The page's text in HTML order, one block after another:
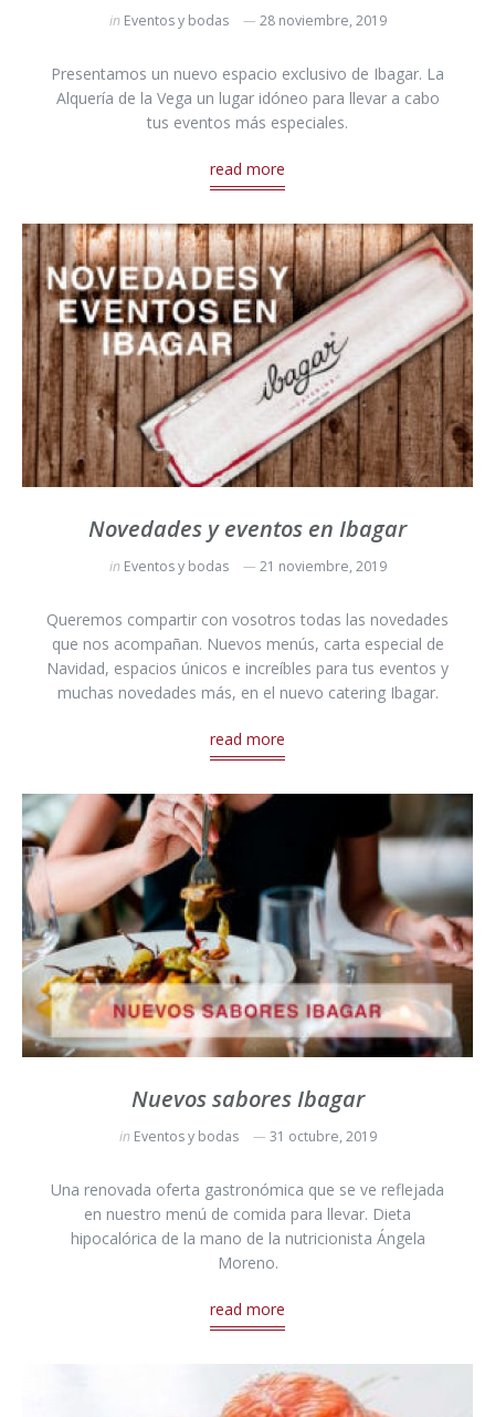
in Eventos y bodas 28 noviembre, 2019
Presentamos un nuevo espacio exclusivo de Ibagar. La
Alquería de la Vega un lugar idóneo para llevar a cabo
tus eventos más especiales.
read more
Novedades y eventos en Ibagar
in Eventos y bodas 21 noviembre, 2019
Queremos compartir con vosotros todas las novedades
que nos acompañan. Nuevos menús, carta especial de
Navidad, espacios únicos e increíbles para tus eventos y
muchas novedades más, en el nuevo catering Ibagar.
read more
Nuevos sabores Ibagar
in Eventos y bodas 31 octubre, 2019
Una renovada oferta gastronómica que se ve reflejada
en nuestro menú de comida para llevar. Dieta
hipocalórica de la mano de la nutricionista Ángela
Moreno.
read more